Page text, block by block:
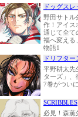
ドッグスレ
野田サトル
作！アイス
通じて全て
福へ変える
物語1
ドリフター
平野耕太先
ターズ」、
7巻がつい
SCRIBBLES
必見！森薫